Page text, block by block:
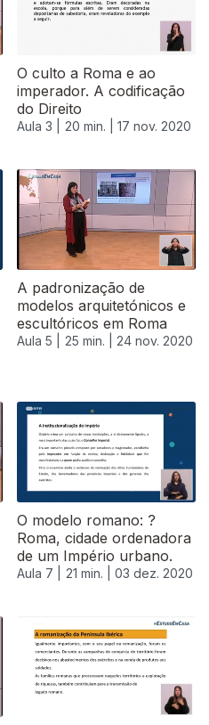
O culto a Roma e ao
imperador. A codificação
do Direito
Aula 3 | 20 min. | 17 nov. 2020
A padronização de
modelos arquitetónicos e
escultóricos em Roma
Aula 5 | 25 min. | 24 nov. 2020
O modelo romano: ?
Roma, cidade ordenadora
de um Império urbano.
Aula 7 | 21 min. | 03 dez. 2020